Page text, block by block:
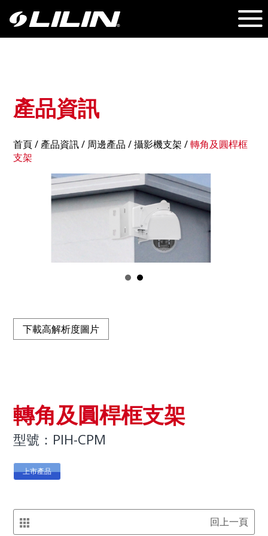
產品資訊
首頁/產品資訊/ 周邊產品 /攝影機支架 /轉角及圓桿框
支架
下載高解析度圖片
轉角及圓桿框支架
型號：PIH-CPM
上市產品
回上一頁